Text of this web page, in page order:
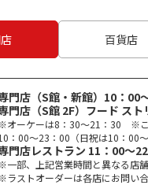
百貨店
門店（S館・新館）10：00
門店（S館 2F）フード ス
オーケーは8：30～21：30 ※
：00～23：00（日祝は10：00～
門店レストラン 11：00～
一部、上記営業時間と異なる店舗
ラストオーダーは各店にお問い合